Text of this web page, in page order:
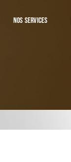
NOS SERVICES